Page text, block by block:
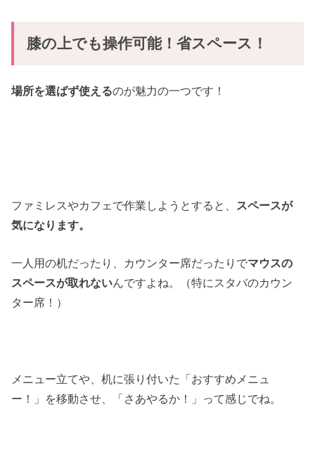
膝の上でも操作可能！省スペース！
場所を選ばず使えるのが魅力の一つです！
ファミレスやカフェで作業しようとすると、 スペースが
気になります。
一人用の机だったり、カウンター席だったりでマウスの
スペースが取れないんですよね。（特にスタバのカウン
ター席！）
メニュー立てや、机に張り付いた「おすすめメニュ
ー！」を移動させ、「さあやるか！」って感じでね。